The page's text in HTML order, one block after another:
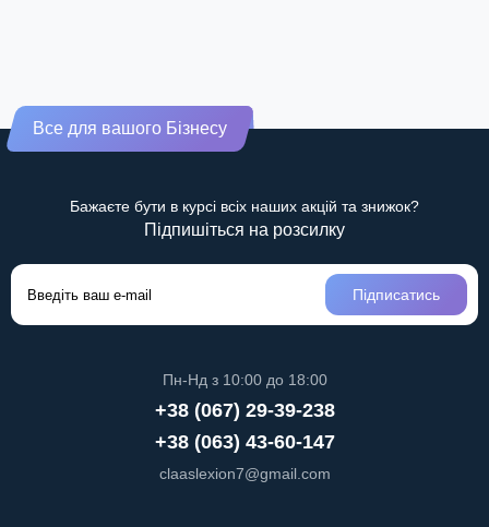
Все для вашого Бізнесу
Бажаєте бути в курсі всіх наших акцій та знижок?
Підпишіться на розсилку
Підписатись
Пн-Нд з 10:00 до 18:00
+38 (067) 29-39-238
+38 (063) 43-60-147
claaslexion7@gmail.com